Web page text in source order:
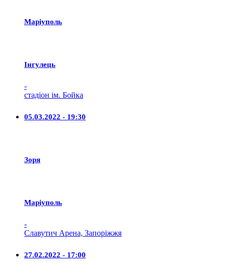
Маріуполь
Iнгулець
-
стадіон ім. Бойка
05.03.2022 - 19:30
Зоря
Маріуполь
-
Славутич Арена, Запоріжжя
27.02.2022 - 17:00